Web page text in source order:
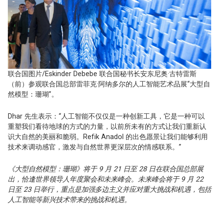
联合国图片/Eskinder Debebe 联合国秘书长安东尼奥·古特雷斯
（前）参观联合国总部雷菲克·阿纳多尔的人工智能艺术品展“大型自
然模型：珊瑚”。
Dhar 先生表示：“人工智能不仅仅是一种创新工具，它是一种可以
重塑我们看待地球的方式的力量，以前所未有的方式让我们重新认
识大自然的美丽和脆弱。Refik Anadol 的出色愿景让我们能够利用
技术来调动感官，激发与自然世界更深层次的情感联系。”
《大型自然模型：珊瑚》将于 9 月 21 日至 28 日在联合国总部展
出，恰逢世界领导人年度聚会和未来峰会。未来峰会将于 9 月 22
日至 23 日举行，重点是加强多边主义并应对重大挑战和机遇，包括
人工智能等新兴技术带来的挑战和机遇。